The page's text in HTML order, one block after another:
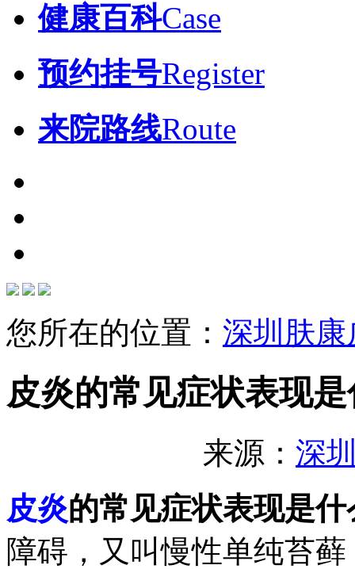
健康百科Case
预约挂号Register
来院路线Route
您所在的位置： 深圳肤
皮炎的常见症状表现
来源： 深
皮炎的常见症状表现是什
障碍，又叫慢性单纯苔